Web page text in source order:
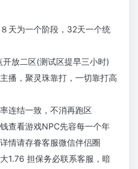
天为一个阶段，32天一个统
放二区(测试区提早三小时)
播，聚灵珠靠打，一切靠打高
连结一致，不消再跑区
查看游戏NPC先容每一个年
情请存眷客服微信伴侣圈
1.76 担保务必联系客服，暗